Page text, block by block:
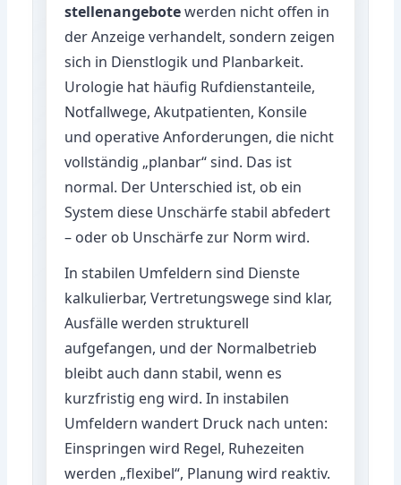
stellenangebotewerden nicht offen in
der Anzeige verhandelt, sondern zeigen
sich in Dienstlogik und Planbarkeit.
Urologie hat häufig Rufdienstanteile,
Notfallwege, Akutpatienten, Konsile
und operative Anforderungen, die nicht
vollständig „planbar“ sind. Das ist
normal. Der Unterschied ist, ob ein
System diese Unschärfe stabil abfedert
– oder ob Unschärfe zur Norm wird.
In stabilen Umfeldern sind Dienste
kalkulierbar, Vertretungswege sind klar,
Ausfälle werden strukturell
aufgefangen, und der Normalbetrieb
bleibt auch dann stabil, wenn es
kurzfristig eng wird. In instabilen
Umfeldern wandert Druck nach unten:
Einspringen wird Regel, Ruhezeiten
werden „flexibel“, Planung wird reaktiv.